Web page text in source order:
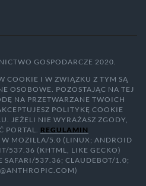
GOSPODARCZE 2020.
COOKIE I W ZWIĄZKU Z TYM SĄ
OSOBOWE. POZOSTAJĄC NA TEJ
NA PRZETWARZANE TWOICH
POLITYKĘ COOKIE
JEŻELI NIE WYRAŻASZ ZGODY,
PORTAL. REGULAMIN
MOZILLA/5.0 (LINUX; ANDROID
537.36 (KHTML, LIKE GECKO)
537.36; CLAUDEBOT/1.0;